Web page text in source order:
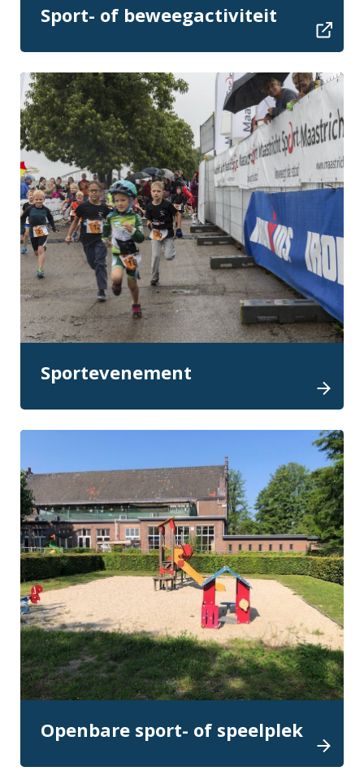
Sport- of beweegactiviteit
Sportevenement
Openbare sport- of speelplek